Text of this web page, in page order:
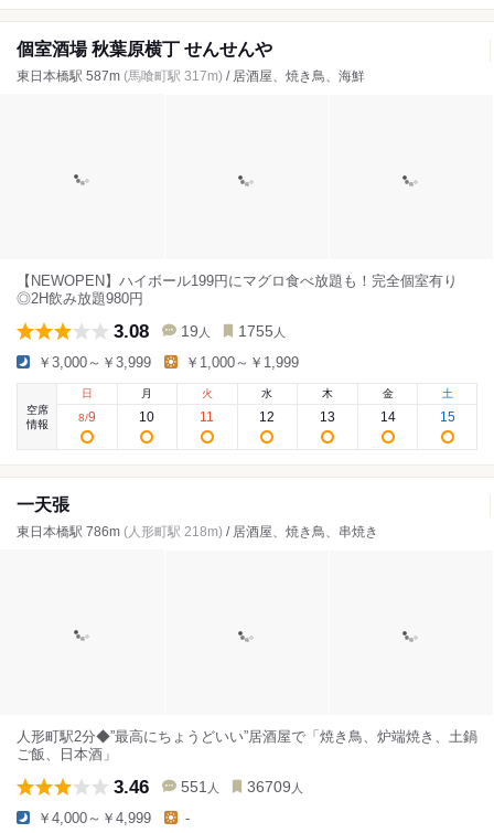
個室酒場 秋葉原横丁 せんせんや
東日本橋駅 587m (馬喰町駅 317m) / 居酒屋、焼き鳥、海鮮
【NEWOPEN】ハイボール199円にマグロ食べ放題も！完全個室有り
◎2H飲み放題980円
3.08 19 人 1755 人
￥3,000～￥3,999 ￥1,000～￥1,999
空席
情報
日
8/9
月
10
火
11
水
12
木
13
金
14
土
15
一天張
東日本橋駅 786m (人形町駅 218m) / 居酒屋、焼き鳥、串焼き
人形町駅2分◆”最高にちょうどいい”居酒屋で「焼き鳥、炉端焼き、土鍋
ご飯、日本酒」
3.46 551 人 36709 人
￥4,000～￥4,999 -